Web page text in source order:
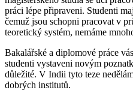
práci lépe připraveni. Studenti
čemuž jsou schopni pracovat v
teoretický systém, nemáme
Bakalářské a diplomové práce
studenti vystaveni novým
důležité. V Indii tyto teze
dobrých institutů.